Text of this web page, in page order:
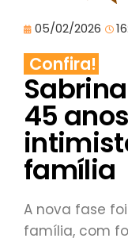
05/02/2026
Confira!
45
família
A nova fase
família, com